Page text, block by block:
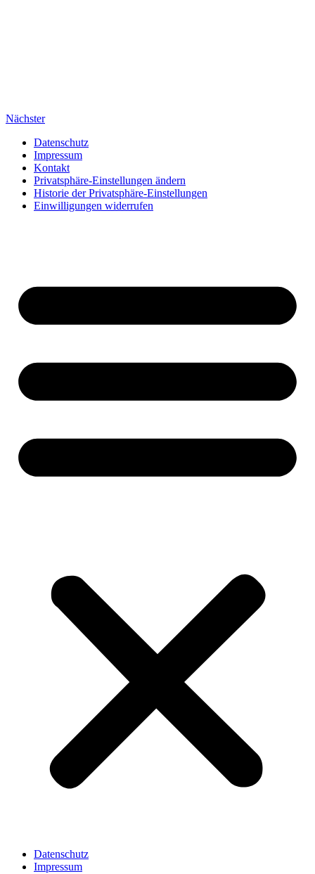
Nächster
Datenschutz
Impressum
Kontakt
Privatsphäre-Einstellungen ändern
Historie der Privatsphäre-Einstellungen
Einwilligungen widerrufen
Datenschutz
Impressum